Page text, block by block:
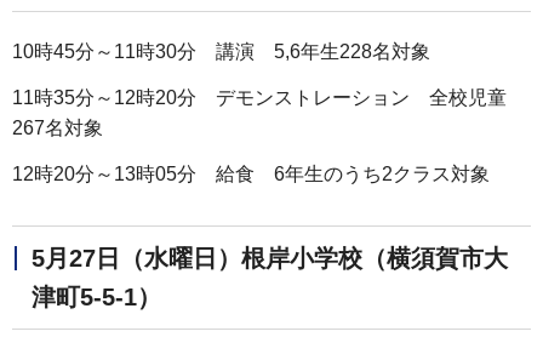
10時45分～11時30分 講演 5,6年生228名対象
11時35分～12時20分 デモンストレーション 全校児童
267名対象
12時20分～13時05分 給食 6年生のうち2クラス対象
5月27日（水曜日）根岸小学校（横須賀市大
津町5-5-1）